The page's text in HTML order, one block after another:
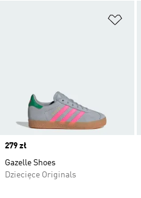
Price
279 zł
Gazelle Shoes
Dziecięce Originals